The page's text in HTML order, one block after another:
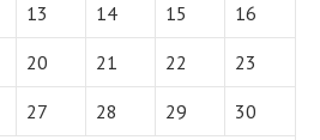
13 14 15 16
20 21 22 23
27 28 29 30